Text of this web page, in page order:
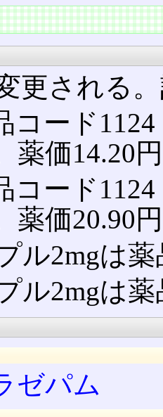
更される
コード
薬価14.20
コード
薬価20.90
ル2mgは薬
ル2mgは
ゼパム